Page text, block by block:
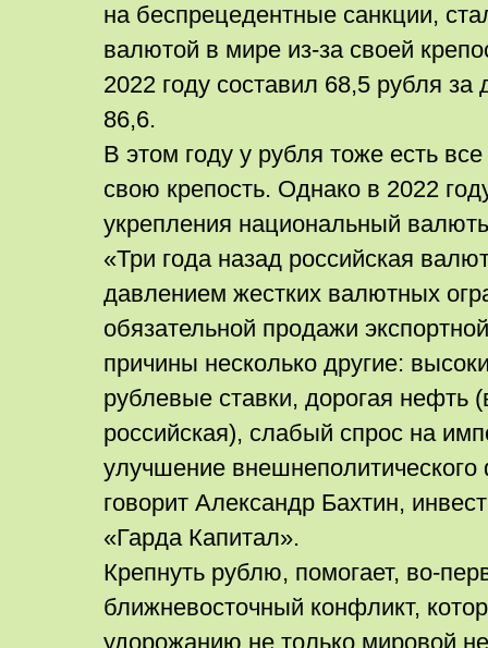
на беспрецедентные санкции,
валютой в мире из-за своей
2022 году составил 68,5 рубля за
86,6.
В этом году у рубля тоже есть
свою крепость. Однако в 2022
укрепления национальный
«Три года назад российская
давлением жестких валютных
обязательной продажи
причины несколько другие:
рублевые ставки, дорогая нефть
российская), слабый спрос на
улучшение
говорит Александр Бахтин,
«Гарда Капитал».
Крепнуть рублю, помогает, во-
ближневосточный конфликт,
удорожанию не только мировой